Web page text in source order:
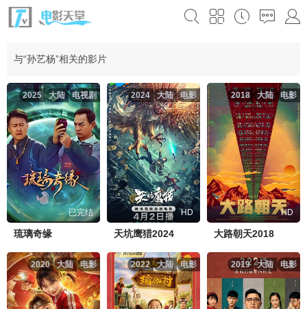
与“孙艺杨”相关的影片
电视剧
大陆
2025
已完结
琉璃奇缘
电影
大陆
2024
HD
天坑鹰猎2024
电影
大陆
2018
HD
大路朝天2018
电影
大陆
2020 电影
大陆
2022 电影
大陆
2019